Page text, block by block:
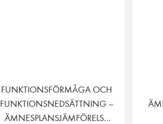
FUNKTIONSFÖRMÅGA OCH
FUNKTIONSNEDSÄTTNING –
ÄMNESPLANSJÄMFÖRELSE